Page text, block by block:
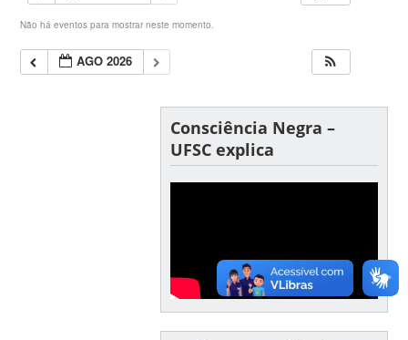
Não há eventos para mostrar neste momento.
AGO 2026
Consciência Negra –
UFSC explica